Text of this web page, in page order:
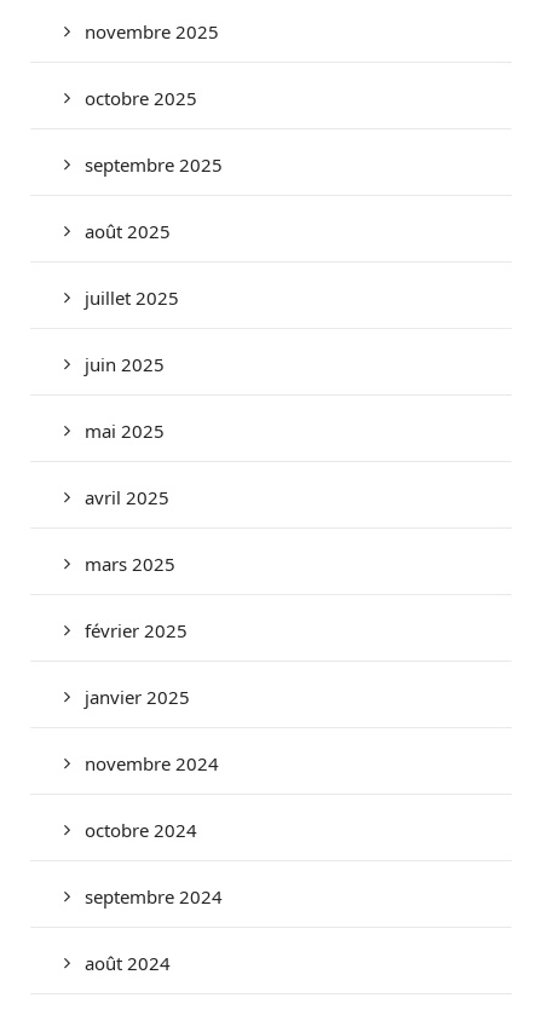
novembre 2025
octobre 2025
septembre 2025
août 2025
juillet 2025
juin 2025
mai 2025
avril 2025
mars 2025
février 2025
janvier 2025
novembre 2024
octobre 2024
septembre 2024
août 2024